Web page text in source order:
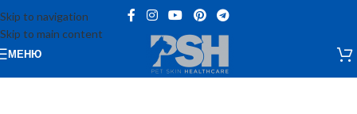
Skip to navigation
Skip to main content
МЕНЮ